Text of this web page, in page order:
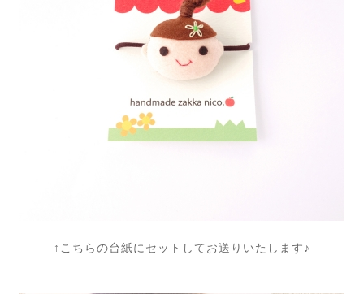
↑こちらの台紙にセットしてお送りいたします♪